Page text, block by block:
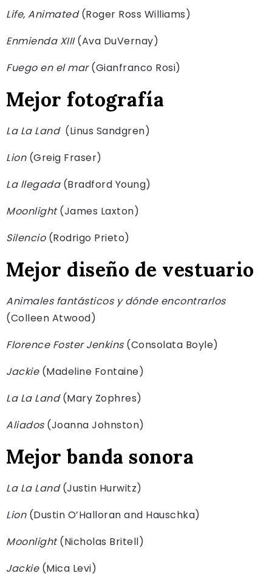
Life, Animated(Roger Ross Williams)
Enmienda XIII(Ava DuVernay)
Fuego en el mar(Gianfranco Rosi)
Mejor fotografía
La La Land(Linus Sandgren)
Lion(Greig Fraser)
La llegada(Bradford Young)
Moonlight(James Laxton)
Silencio(Rodrigo Prieto)
Mejor diseño de vestuario
Animales fantásticos y dónde encontrarlos
(Colleen Atwood)
Florence Foster Jenkins(Consolata Boyle)
Jackie(Madeline Fontaine)
La La Land(Mary Zophres)
Aliados(Joanna Johnston)
Mejor banda sonora
La La Land(Justin Hurwitz)
Lion(Dustin O’Halloran and Hauschka)
Moonlight(Nicholas Britell)
Jackie (Mica Levi)